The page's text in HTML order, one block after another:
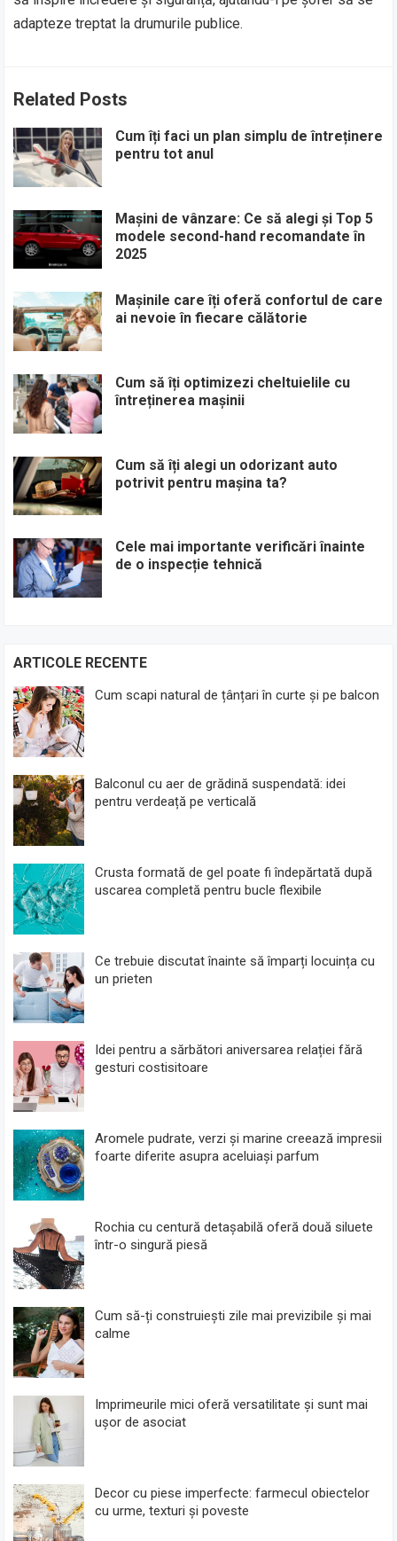
adapteze treptat la drumurile publice.
Related Posts
Cum îți faci un plan simplu de întreținere
pentru tot anul
Mașini de vânzare: Ce să alegi și Top 5
modele second-hand recomandate în
2025
Mașinile care îți oferă confortul de care
ai nevoie în fiecare călătorie
Cum să îți optimizezi cheltuielile cu
întreținerea mașinii
Cum să îți alegi un odorizant auto
potrivit pentru mașina ta?
Cele mai importante verificări înainte
de o inspecție tehnică
ARTICOLE RECENTE
Cum scapi natural de țânțari în curte și pe balcon
Balconul cu aer de grădină suspendată: idei
pentru verdeață pe verticală
Crusta formată de gel poate fi îndepărtată după
uscarea completă pentru bucle flexibile
Ce trebuie discutat înainte să împarți locuința cu
un prieten
Idei pentru a sărbători aniversarea relației fără
gesturi costisitoare
Aromele pudrate, verzi și marine creează impresii
foarte diferite asupra aceluiași parfum
Rochia cu centură detașabilă oferă două siluete
într-o singură piesă
Cum să-ți construiești zile mai previzibile și mai
calme
Imprimeurile mici oferă versatilitate și sunt mai
ușor de asociat
Decor cu piese imperfecte: farmecul obiectelor
cu urme, texturi și poveste